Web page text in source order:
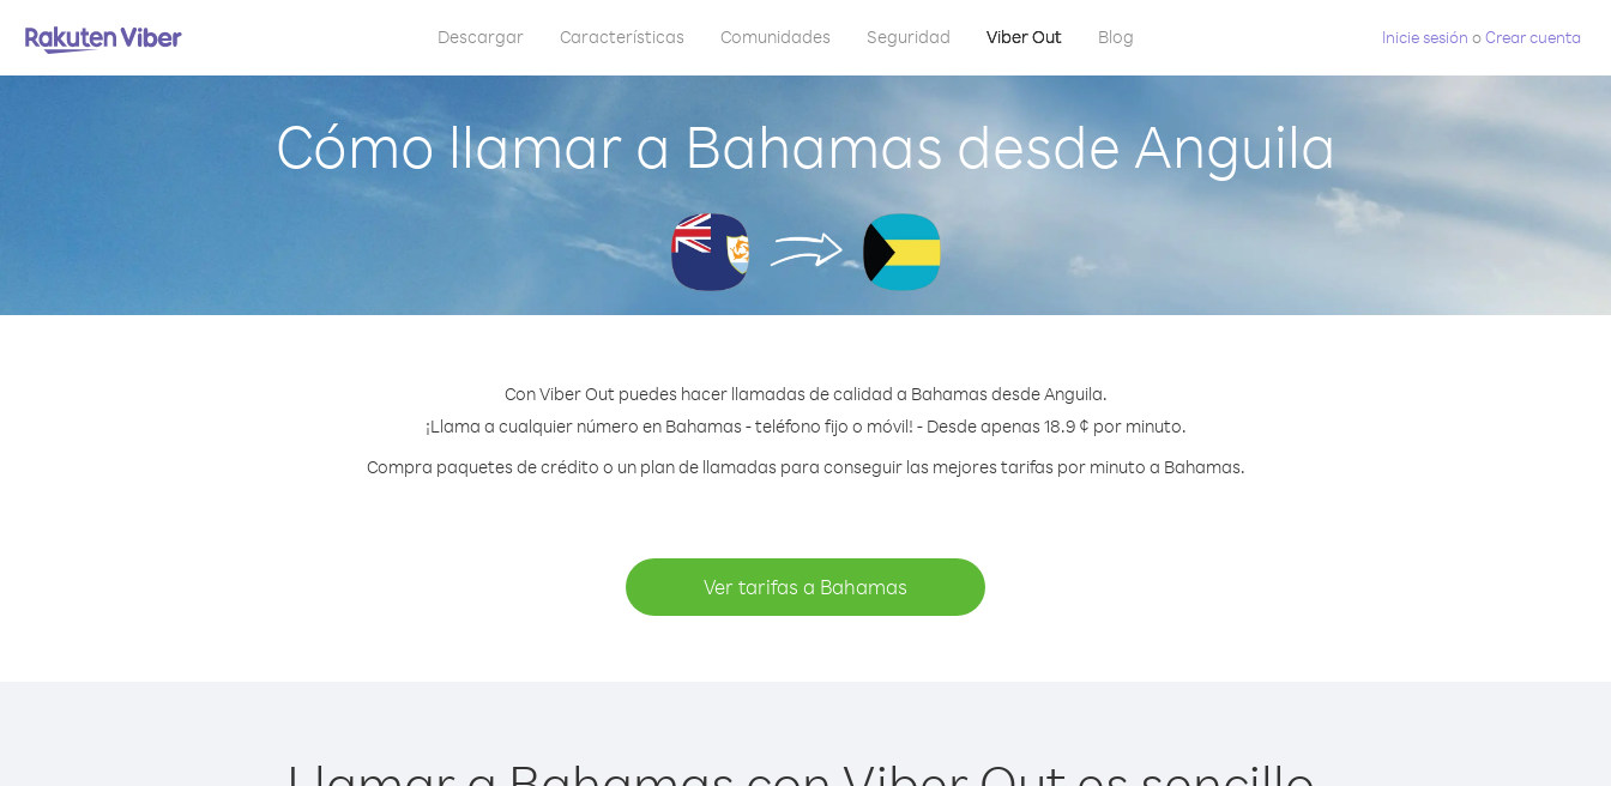
Descargar Características Comunidades Seguridad Viber Out Blog Inicie sesión oCrear cuenta
Cómo llamar a Bahamas desde Anguila
Con Viber Out puedes hacer llamadas de calidad a Bahamas desde Anguila.
¡Llama a cualquier número en Bahamas - teléfono fijo o móvil! - Desde apenas 18.9 ¢ por minuto.
Compra paquetes de crédito o un plan de llamadas para conseguir las mejores tarifas por minuto a Bahamas.
Ver tarifas a Bahamas